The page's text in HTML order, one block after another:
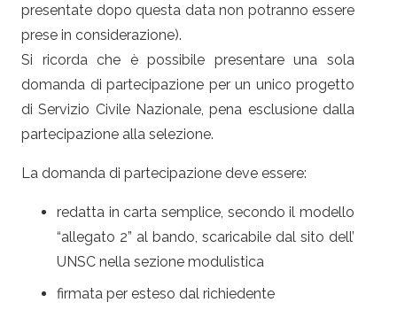
presentate dopo questa data non potranno essere
prese in considerazione).
Si ricorda che è possibile presentare una sola
domanda di partecipazione per un unico progetto
di Servizio Civile Nazionale, pena esclusione dalla
partecipazione alla selezione.
La domanda di partecipazione deve essere:
redatta in carta semplice, secondo il modello
“allegato 2” al bando, scaricabile dal sito dell’
UNSC nella sezione modulistica
firmata per esteso dal richiedente